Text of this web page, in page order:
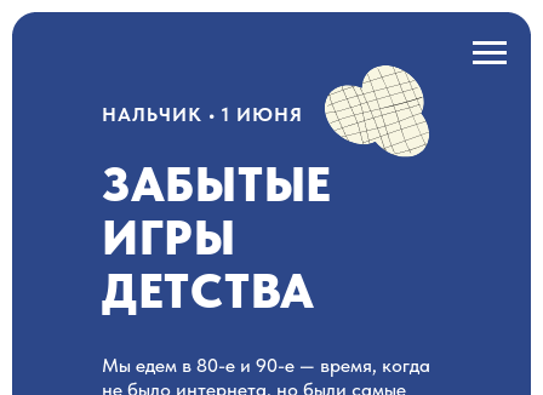
ЗАБЫТЫЕ
ИГРЫ
ДЕТСТВА
НАЛЬЧИК • 1 ИЮНЯ
Мы едем в 80-е и 90-е — время, когда
не было интернета, но были самые